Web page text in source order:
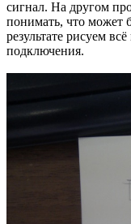
сигнал. На другом
понимать, что может
результате рисуем
подключения.